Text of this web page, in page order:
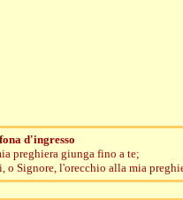
d'ingresso
preghiera giunga fino a te;
o Signore, l'orecchio alla mia